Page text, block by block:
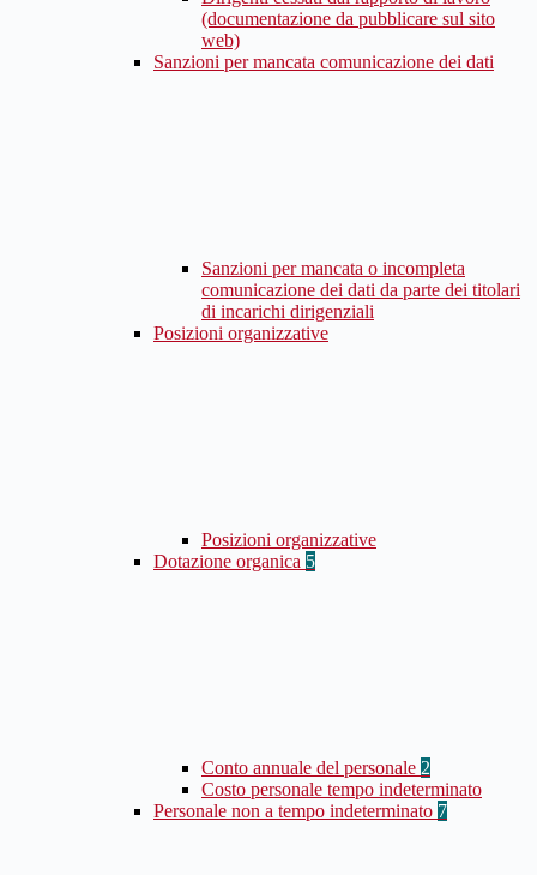
(documentazione da pubblicare sul sito
web)
Sanzioni per mancata comunicazione dei dati
Sanzioni per mancata o incompleta
comunicazione dei dati da parte dei titolari
di incarichi dirigenziali
Posizioni organizzative
Posizioni organizzative
Dotazione organica 5
Conto annuale del personale 2
Costo personale tempo indeterminato
Personale non a tempo indeterminato 7